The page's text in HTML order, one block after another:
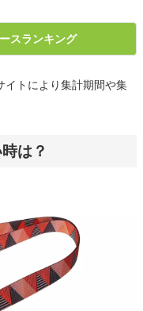
スランキング
トにより集計期間や集
は？